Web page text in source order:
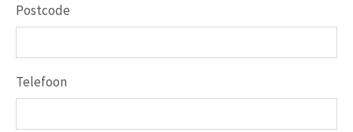
Postcode
Telefoon